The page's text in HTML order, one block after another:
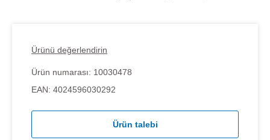
Ürünü değerlendirin
Ürün numarası: 10030478
EAN: 4024596030292
Ürün talebi